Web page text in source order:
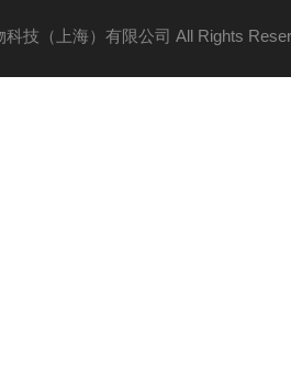
科技（上海）有限公司 All Rights